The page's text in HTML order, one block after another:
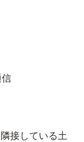
信
接している土